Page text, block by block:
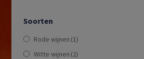
Soorten
Rode wijnen (1)
Witte wijnen (2)